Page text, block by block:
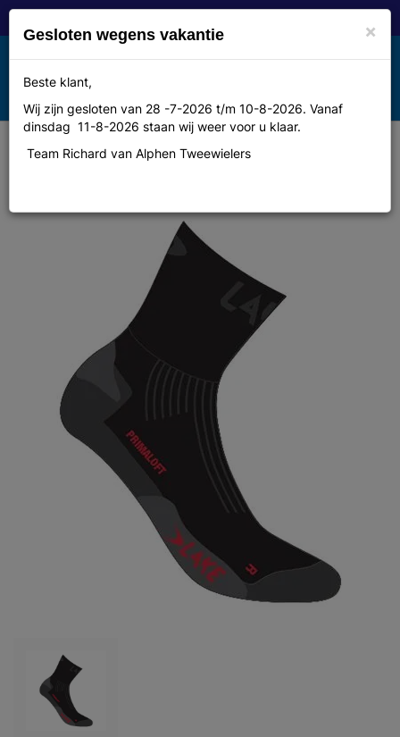
Toggle
navigation
MENU
Sok Lake primaloft winter zwar
×
Gesloten wegens vakantie
Beste klant,
Wij zijn gesloten van 28 -7-2026 t/m 10-8-2026. Vanaf
dinsdag 11-8-2026 staan wij weer voor u klaar.
Team Richard van Alphen Tweewielers